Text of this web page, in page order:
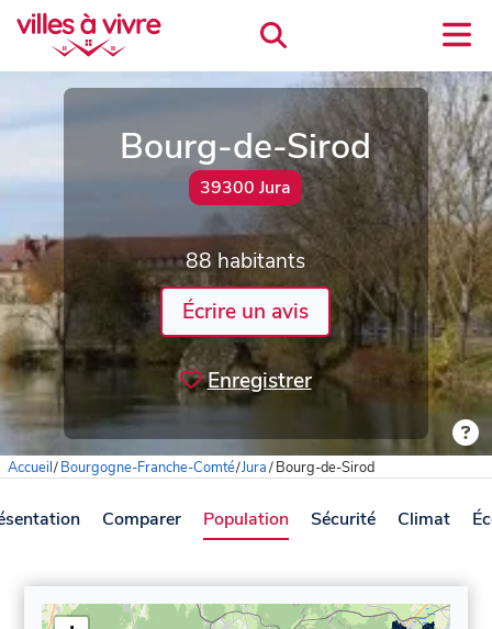
Bourg-de-Sirod
39300 Jura
88 habitants
Écrire un avis
Enregistrer
Accueil/Bourgogne-Franche-Comté/Jura/Bourg-de-Sirod
Comparer Population Sécurité Climat